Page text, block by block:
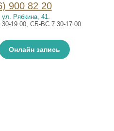
900 82 20
Рябкина, 41.
19:00, СБ-ВС 7:30-17:00
Онлайн запись